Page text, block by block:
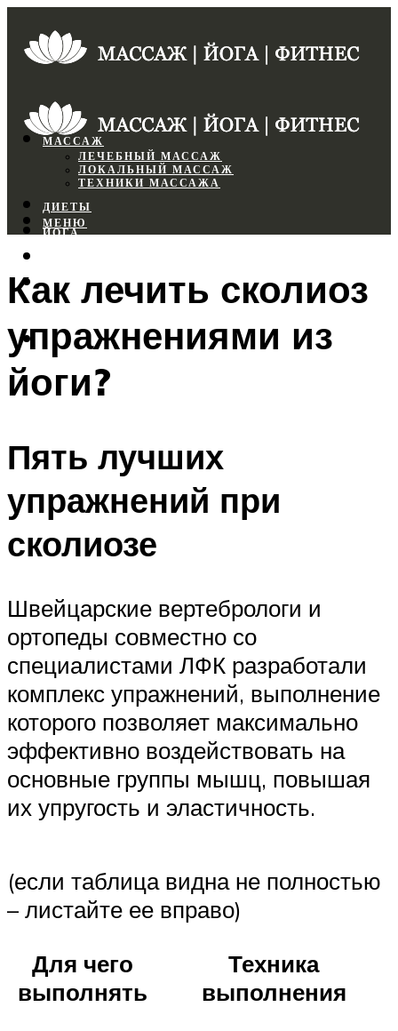
МАССАЖ
ЛЕЧЕБНЫЙ МАССАЖ
ЛОКАЛЬНЫЙ МАССАЖ
ТЕХНИКИ МАССАЖА
ДИЕТЫ
ЙОГА
ФИТНЕС
МЕНЮ
МЕНЮ
Как лечить сколиоз
упражнениями из
йоги?
Пять лучших
упражнений при
сколиозе
Швейцарские вертебрологи и
ортопеды совместно со
специалистами ЛФК разработали
комплекс упражнений, выполнение
которого позволяет максимально
эффективно воздействовать на
основные группы мышц, повышая
их упругость и эластичность.
(если таблица видна не полностью
– листайте ее вправо)
Для чего
выполнять
Техника
выполнения